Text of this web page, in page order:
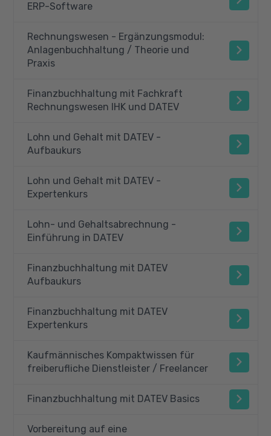
ERP-Software
Rechnungswesen - Ergänzungsmodul:
Anlagenbuchhaltung / Theorie und
Praxis
Finanzbuchhaltung mit Fachkraft
Rechnungswesen IHK und DATEV
Lohn und Gehalt mit DATEV -
Aufbaukurs
Lohn und Gehalt mit DATEV -
Expertenkurs
Lohn- und Gehaltsabrechnung -
Einführung in DATEV
Finanzbuchhaltung mit DATEV
Aufbaukurs
Finanzbuchhaltung mit DATEV
Expertenkurs
Kaufmännisches Kompaktwissen für
freiberufliche Dienstleister / Freelancer
Finanzbuchhaltung mit DATEV Basics
Vorbereitung auf eine